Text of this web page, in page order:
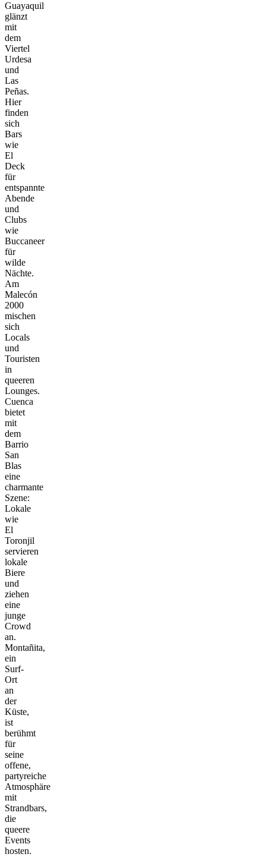
Guayaquil
glänzt
mit
dem
Viertel
Urdesa
und
Las
Peñas.
Hier
finden
sich
Bars
wie
El
Deck
für
entspannte
Abende
und
Clubs
wie
Buccaneer
für
wilde
Nächte.
Am
Malecón
2000
mischen
sich
Locals
und
Touristen
in
queeren
Lounges.
Cuenca
bietet
mit
dem
Barrio
San
Blas
eine
charmante
Szene:
Lokale
wie
El
Toronjil
servieren
lokale
Biere
und
ziehen
eine
junge
Crowd
an.
Montañita,
ein
Surf-
Ort
an
der
Küste,
ist
berühmt
für
seine
offene,
partyreiche
Atmosphäre
mit
Strandbars,
die
queere
Events
hosten.